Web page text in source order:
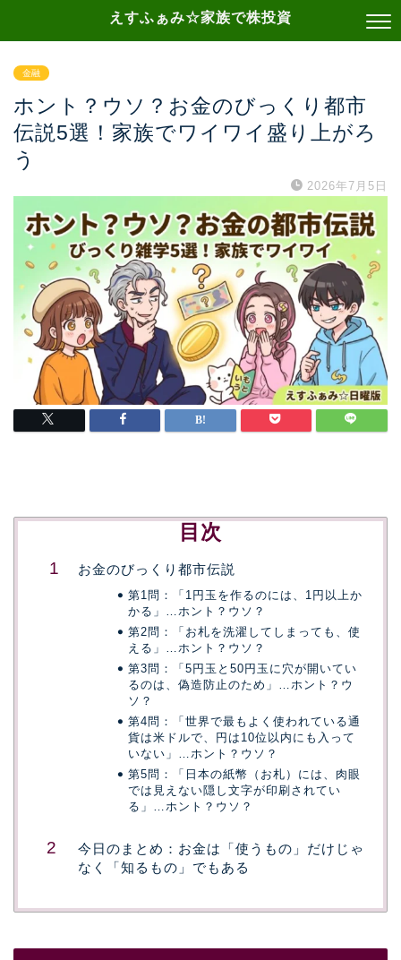
えすふぁみ☆家族で株投資
金融
ホント？ウソ？お金のびっくり都市
伝説5選！家族でワイワイ盛り上がろ
う
2026年7月5日
目次
お金のびっくり都市伝説
第1問：「1円玉を作るのには、1円以上か
かる」…ホント？ウソ？
第2問：「お札を洗濯してしまっても、使
える」…ホント？ウソ？
第3問：「5円玉と50円玉に穴が開いてい
るのは、偽造防止のため」…ホント？ウ
ソ？
第4問：「世界で最もよく使われている通
貨は米ドルで、円は10位以内にも入って
いない」…ホント？ウソ？
第5問：「日本の紙幣（お札）には、肉眼
では見えない隠し文字が印刷されてい
る」…ホント？ウソ？
今日のまとめ：お金は「使うもの」だけじゃ
なく「知るもの」でもある